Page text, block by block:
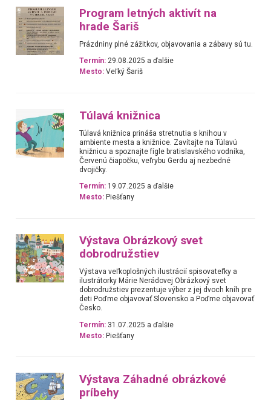
Program letných aktivít na
hrade Šariš
Prázdniny plné zážitkov, objavovania a zábavy sú tu.
Termín: 29.08.2025 a ďalšie
Mesto: Veľký Šariš
Túlavá knižnica
Túlavá knižnica prináša stretnutia s knihou v
ambiente mesta a knižnice. Zavítajte na Túlavú
knižnicu a spoznajte fígle bratislavského vodníka,
Červenú čiapočku, veľrybu Gerdu aj nezbedné
dvojičky.
Termín: 19.07.2025 a ďalšie
Mesto: Piešťany
Výstava Obrázkový svet
dobrodružstiev
Výstava veľkoplošných ilustrácií spisovateľky a
ilustrátorky Márie Nerádovej Obrázkový svet
dobrodružstiev prezentuje výber z jej dvoch kníh pre
deti Poďme objavovať Slovensko a Poďme objavovať
Česko.
Termín: 31.07.2025 a ďalšie
Mesto: Piešťany
Výstava Záhadné obrázkové
príbehy